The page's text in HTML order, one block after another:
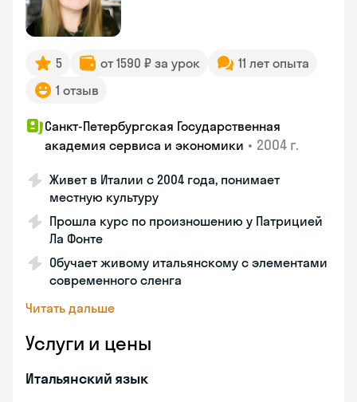
5 от 1590 ₽ за урок
11 лет опыта
1 отзыв
Санкт-Петербургская Государственная
академия сервиса и экономики • 2004 г.
Живет в Италии с 2004 года, понимает
местную культуру
Прошла курс по произношению у Патрицией
Ла Фонте
Обучает живому итальянскому с элементами
современного сленга
Читать дальше
Услуги и цены
Итальянский язык